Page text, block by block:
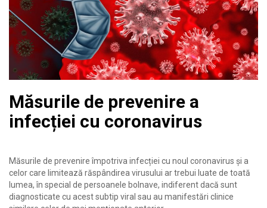
Măsurile de prevenire a
infecției cu coronavirus
Măsurile de prevenire împotriva infecției cu noul coronavirus și a
celor care limitează răspândirea virusului ar trebui luate de toată
lumea, în special de persoanele bolnave, indiferent dacă sunt
diagnosticate cu acest subtip viral sau au manifestări clinice